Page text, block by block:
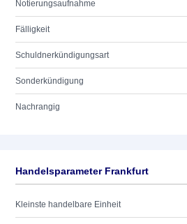
Notierungsaufnahme
Fälligkeit
Schuldnerkündigungsart
Sonderkündigung
Nachrangig
Handelsparameter Frankfurt
Kleinste handelbare Einheit